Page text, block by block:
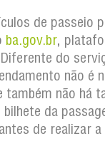
de passeio
ba.gov.br,
do
não é
não há
da
de realizar